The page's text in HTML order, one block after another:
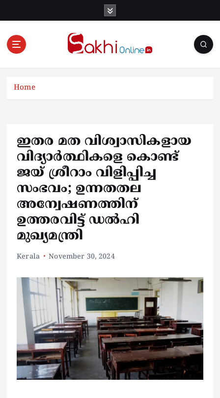
Online News Portal
Home
ഇതര മത വിശ്വാസികളായ
വിദ്യാര്‍ത്ഥികളെ കൊണ്ട്
ജയ് ശ്രീറാം വിളിപ്പിച്ച
സംഭവം; ഉന്നതതല
അന്വേഷണത്തിന്
ഉത്തരവിട്ട് ഡല്‍ഹി
മുഖ്യമന്ത്രി
Kerala November 30, 2024